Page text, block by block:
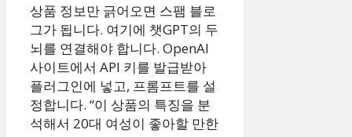
상품 정보만 긁어오면 스팸 블로
그가 됩니다. 여기에 챗GPT의 두
뇌를 연결해야 합니다. OpenAI
사이트에서 API 키를 발급받아
플러그인에 넣고, 프롬프트를 설
정합니다. “이 상품의 특징을 분
석해서 20대 여성이 좋아할 만한